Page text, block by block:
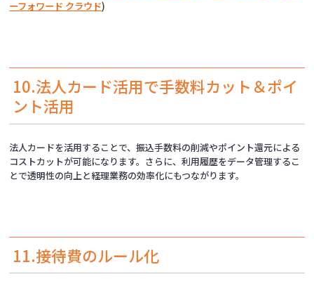
ーフォワード クラウド)
10.法人カード活用で手数料カット＆ポイ
ント活用
法人カードを活用することで、振込手数料の削減やポイント還元による
コストカットが可能になります。さらに、利用履歴をデータ管理するこ
とで透明性の向上と経理業務の効率化にもつながります。
11.接待費のルール化